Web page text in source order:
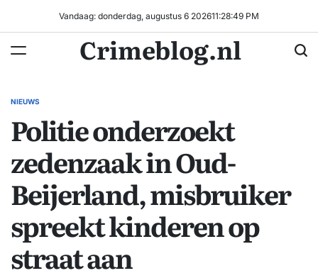
inhoud
Vandaag: donderdag, augustus 6 202611:28:49 PM
Crimeblog.nl
GEPLAATST
NIEUWS
Politie onderzoekt
zedenzaak in Oud-
Beijerland, misbruiker
spreekt kinderen op
straat aan